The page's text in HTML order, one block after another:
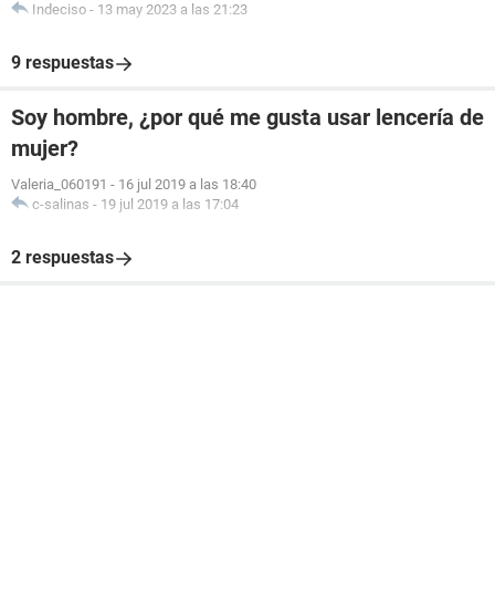
Indeciso - 13 may 2023 a las 21:23
9 respuestas
Soy hombre, ¿por qué me gusta usar lencería de
mujer?
Valeria_060191 - 16 jul 2019 a las 18:40
c-salinas - 19 jul 2019 a las 17:04
2 respuestas